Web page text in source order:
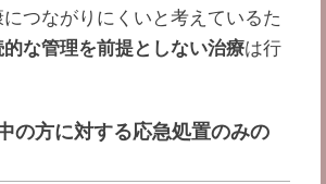
つながりにくいと考えているた
な管理を前提としない治療は行
の方に対する応急処置のみの